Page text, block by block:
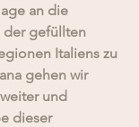
an die
der gefüllten
Italiens zu
gehen wir
und
dieser